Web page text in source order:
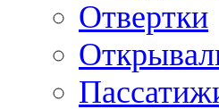
Отвертки